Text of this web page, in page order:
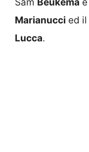
Marianucci ed
Lucca.